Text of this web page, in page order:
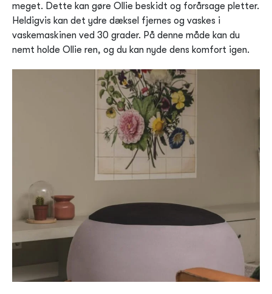
meget. Dette kan gøre Ollie beskidt og forårsage pletter.
Heldigvis kan det ydre dæksel fjernes og vaskes i
vaskemaskinen ved 30 grader. På denne måde kan du
nemt holde Ollie ren, og du kan nyde dens komfort igen.